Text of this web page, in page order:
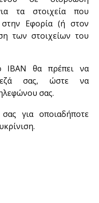
τα στοιχεία που
στην Εφορία (ή στον
των στοιχείων του
IBAN θα πρέπει να
σας, ώστε να
σας.
για οποιαδήποτε